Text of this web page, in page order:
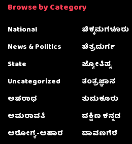
Browse by Category
National
News & Politics
State
Uncategorized
ಅಪರಾಧ
ಅಮರಾವತಿ
ಆರೋಗ್ಯ-ಆಹಾರ
ಚಿಕ್ಕಮಗಳೂರು
ಚಿತ್ರದುರ್ಗ
ಜ್ಯೋತಿಷ್ಯ
ತಂತ್ರಜ್ಞಾನ
ತುಮಕೂರು
ದಕ್ಷಿಣ ಕನ್ನಡ
ದಾವಣಗೆರೆ